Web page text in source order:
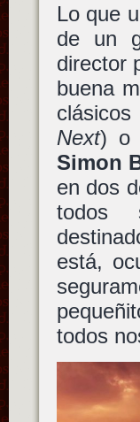
Lo que
de un
director
buena
Next) o
Simon
en dos
todos
está,
todos